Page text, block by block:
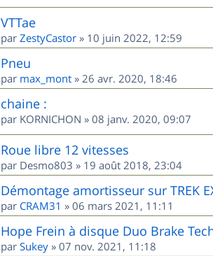
VTTae
par ZestyCastor » 10 juin 2022, 12:59
Pneu
par max_mont » 26 avr. 2020, 18:46
chaine :
par KORNICHON » 08 janv. 2020, 09:07
Roue libre 12 vitesses
par Desmo803 » 19 août 2018, 23:04
Démontage amortisseur sur TREK
par CRAM31 » 06 mars 2021, 11:11
Hope Frein à disque Duo Brake
par Sukey » 07 nov. 2021, 11:18